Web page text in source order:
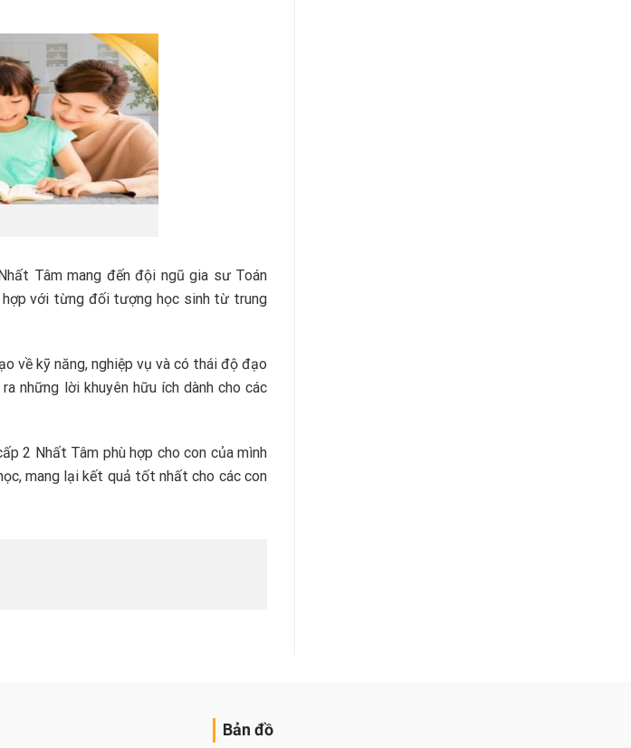
Tâm mang đến đội ngũ gia sư Toán
hợp với từng đối tượng học sinh từ trung
về kỹ năng, nghiệp vụ và có thái độ đạo
những lời khuyên hữu ích dành cho các
2 Nhất Tâm phù hợp cho con của mình
mang lại kết quả tốt nhất cho các con
Bản đồ